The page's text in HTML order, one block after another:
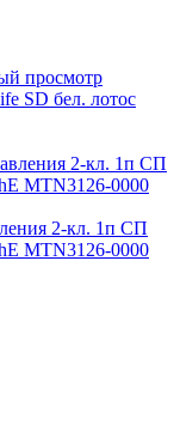
просмотр
SD бел. лотос
2-кл. 1п СП
MTN3126-0000